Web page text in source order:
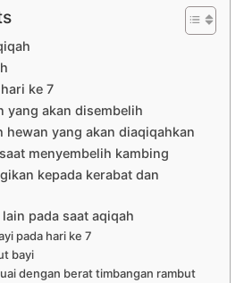
ke 7
yang akan disembelih
hewan yang akan diaqiqahkan
menyembelih kambing
kepada kerabat dan
pada saat aqiqah
pada hari ke 7
bayi
dengan berat timbangan rambut